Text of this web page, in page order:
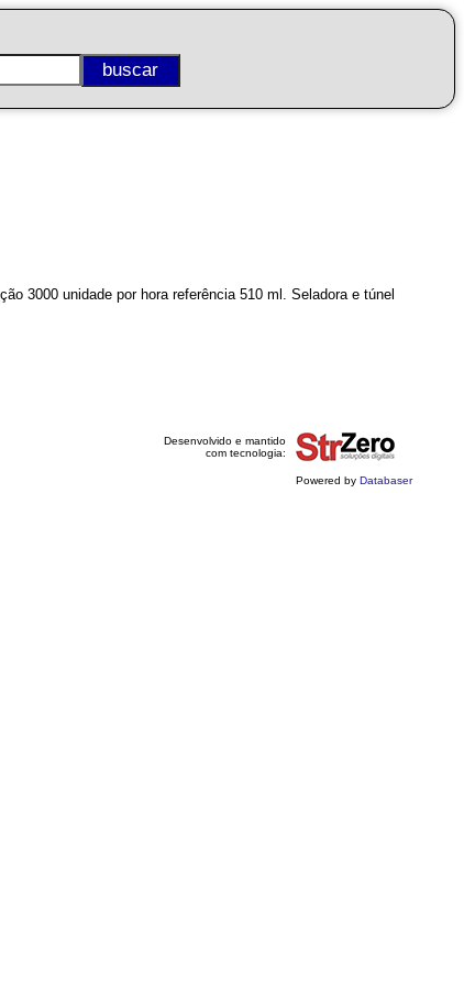
3000 unidade por hora referência 510 ml. Seladora e túnel
Desenvolvido e mantido
com tecnologia:
Powered by Databaser